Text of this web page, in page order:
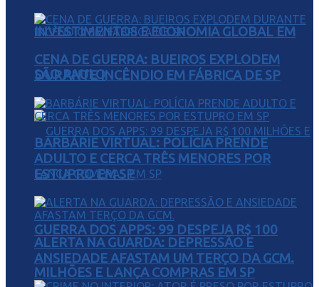
INVESTIMENTOS E ECONOMIA GLOBAL EM
SÃO PAULO
GUERRA DOS APPS: 99 DESPEJA R$ 100
MILHÕES E LANÇA COMPRAS EM SP
CENA DE GUERRA: BUEIROS EXPLODEM
DURANTE INCÊNDIO EM FÁBRICA DE SP
BARBÁRIE VIRTUAL: POLÍCIA PRENDE
ADULTO E CERCA TRÊS MENORES POR
ESTUPRO EM SP
ALERTA NA GUARDA: DEPRESSÃO E
ANSIEDADE AFASTAM UM TERÇO DA GCM.